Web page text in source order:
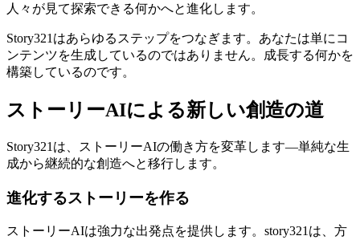
人々が見て探索できる何かへと進化します。
Story321はあらゆるステップをつなぎます。あなたは単にコ
ンテンツを生成しているのではありません。成長する何かを
構築しているのです。
ストーリーAIによる新しい創造の道
Story321は、ストーリーAIの働き方を変革します―単純な生
成から継続的な創造へと移行します。
進化するストーリーを作る
ストーリーAIは強力な出発点を提供します。story321は、方